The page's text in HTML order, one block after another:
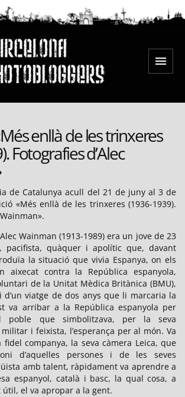
Menú
enllà de les trinxeres
Fotografies d’Alec
de Catalunya acull del 21 de juny al 3 de
«Més enllà de les trinxeres (1936-1939).
Wainman (1913-1989) era un jove de 23
pacifista, quàquer i apolític que, davant
la situació que vivia Espanya, on els
aixecat contra la República espanyola,
de la Unitat Mèdica Britànica (BMU),
d’un viatge de dos anys que li marcaria la
va arribar a la República espanyola per
poble que simbolitzava, per la seva
i feixista, l’esperança per al món. Va
companya, la seva càmera Leica, que
d’aquelles persones i de les seves
amb talent, ràpidament va aprendre a
espanyol, català i basc, la qual cosa, a
el va apropar a la gent.